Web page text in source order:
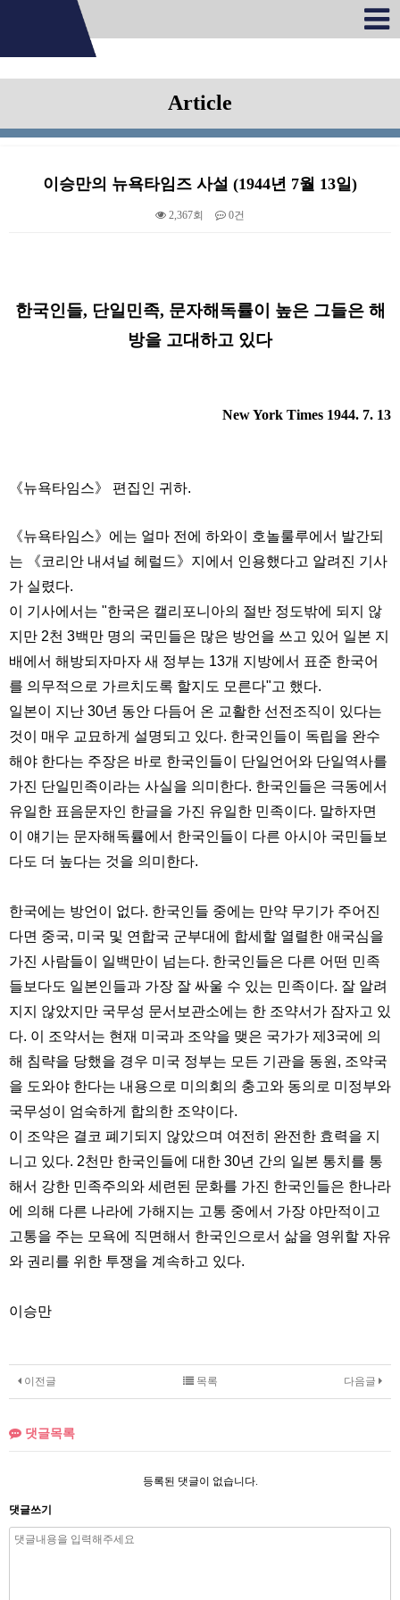
Article
이승만의 뉴욕타임즈 사설 (1944년 7월 13일)
2,367회 0건
한국인들, 단일민족, 문자해독률이 높은 그들은 해
방을 고대하고 있다
New York Times 1944. 7. 13
《뉴욕타임스》 편집인 귀하.
《뉴욕타임스》 에는 얼마 전에 하와이 호놀룰루에서 발간되
는
《코리안 내셔널 헤럴드》지에서 인용했다고 알려진 기사
가 실렸다.
이 기사에서는 "한국은 캘리포니아의 절반 정도밖에 되지 않
지만 2천 3백만 명의 국민들은 많은 방언을 쓰고 있어 일본 지
배에서 해방되자마자 새 정부는 13개 지방에서 표준 한국어
를 의무적으로 가르치도록 할지도 모른다"고 했다.
일본이 지난 30년 동안 다듬어 온 교활한 선전조직이 있다는
것이 매우 교묘하게 설명되고 있다. 한국인들이 독립을 완수
해야 한다는 주장은 바로 한국인들이 단일언어와 단일역사를
가진 단일민족이라는 사실을 의미한다. 한국인들은 극동에서
유일한 표음문자인 한글을 가진 유일한 민족이다. 말하자면
이 얘기는 문자해독률에서 한국인들이 다른 아시아 국민들보
다도 더 높다는 것을 의미한다.
한국에는 방언이 없다. 한국인들 중에는 만약 무기가 주어진
다면 중국, 미국 및 연합국 군부대에 합세할 열렬한 애국심을
가진 사람들이 일백만이 넘는다. 한국인들은 다른 어떤 민족
들보다도 일본인들과 가장 잘 싸울 수 있는 민족이다. 잘 알려
지지 않았지만 국무성 문서보관소에는 한 조약서가 잠자고 있
다. 이 조약서는 현재 미국과 조약을 맺은 국가가 제3국에 의
해 침략을 당했을 경우 미국 정부는 모든 기관을 동원, 조약국
을 도와야 한다는 내용으로 미의회의 충고와 동의로 미정부와
국무성이 엄숙하게 합의한 조약이다.
이 조약은 결코 폐기되지 않았으며 여전히 완전한 효력을 지
니고 있다. 2천만 한국인들에 대한 30년 간의 일본 통치를 통
해서 강한 민족주의와 세련된 문화를 가진 한국인들은 한나라
에 의해 다른 나라에 가해지는 고통 중에서 가장 야만적이고
고통을 주는 모욕에 직면해서 한국인으로서 삶을 영위할 자유
와 권리를 위한 투쟁을 계속하고 있다.
이승만
이전글 다음글
목록
댓글목록
등록된 댓글이 없습니다.
댓글쓰기